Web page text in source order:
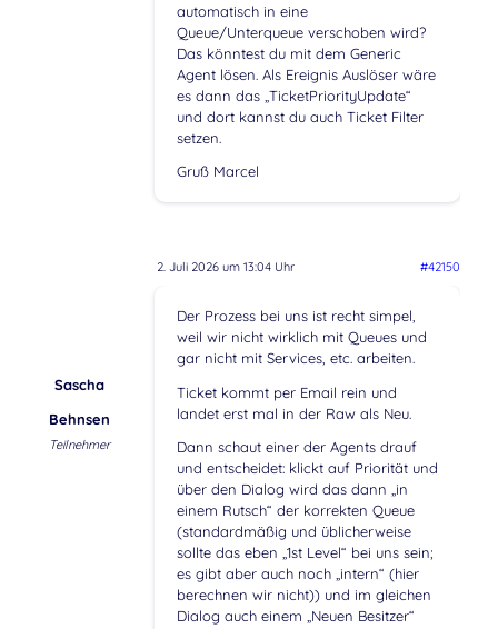
automatisch in eine
Queue/Unterqueue verschoben wird?
Das könntest du mit dem Generic
Agent lösen. Als Ereignis Auslöser wäre
es dann das „TicketPriorityUpdate“
und dort kannst du auch Ticket Filter
setzen.
Gruß Marcel
2. Juli 2026 um 13:04 Uhr #42150
Sascha
Behnsen
Teilnehmer
Der Prozess bei uns ist recht simpel,
weil wir nicht wirklich mit Queues und
gar nicht mit Services, etc. arbeiten.
Ticket kommt per Email rein und
landet erst mal in der Raw als Neu.
Dann schaut einer der Agents drauf
und entscheidet: klickt auf Priorität und
über den Dialog wird das dann „in
einem Rutsch“ der korrekten Queue
(standardmäßig und üblicherweise
sollte das eben „1st Level“ bei uns sein;
es gibt aber auch noch „intern“ (hier
berechnen wir nicht)) und im gleichen
Dialog auch einem „Neuen Besitzer“